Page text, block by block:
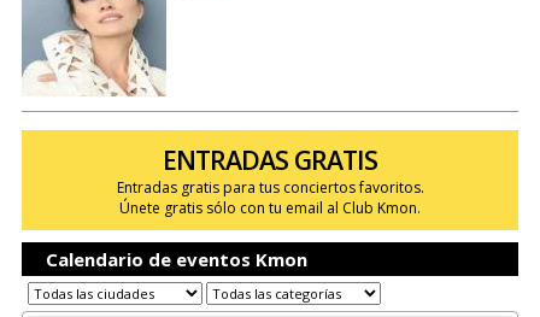
ENTRADAS GRATIS
Entradas gratis para tus conciertos favoritos.
Únete gratis sólo con tu email al Club Kmon.
Calendario de eventos Kmon